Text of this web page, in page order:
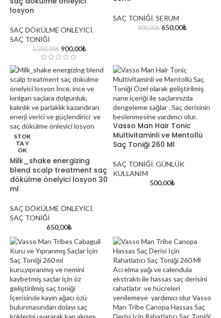
Kırklareli’nin Doğal
Saç Renkleri
losyon
SAÇ DÖKÜLME ÖNLEYİCİ,
SAÇ TONİĞİ
1.200,00₺ 900,00₺
SAÇ TONİĞİ, SERUM
800,00₺ 650,00₺
STOK
TA Y
OK
Milk_shake energizing
blend scalp treatment saç
dökülme önelyici losyon 30
ml
SAÇ DÖKÜLME ÖNLEYİCİ,
SAÇ TONİĞİ
650,00₺
Vasso Man Hair Tonic
Multivitaminli ve Mentollü
Saç Toniği 260 Ml
SAÇ TONİĞİ, GÜNLÜK
KULLANIM
500,00₺